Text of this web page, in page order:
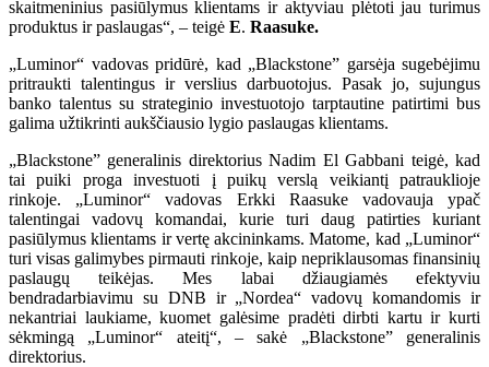
skaitmeninius pasiūlymus klientams ir aktyviau plėtoti jau turimus
produktus ir paslaugas“, – teigė E. Raasuke.
„Luminor“ vadovas pridūrė, kad „Blackstone” garsėja sugebėjimu
pritraukti talentingus ir verslius darbuotojus. Pasak jo, sujungus
banko talentus su strateginio investuotojo tarptautine patirtimi bus
galima užtikrinti aukščiausio lygio paslaugas klientams.
„Blackstone” generalinis direktorius Nadim El Gabbani teigė, kad
tai puiki proga investuoti į puikų verslą veikiantį patrauklioje
rinkoje. „Luminor“ vadovas Erkki Raasuke vadovauja ypač
talentingai vadovų komandai, kurie turi daug patirties kuriant
pasiūlymus klientams ir vertę akcininkams. Matome, kad „Luminor“
turi visas galimybes pirmauti rinkoje, kaip nepriklausomas finansinių
paslaugų teikėjas. Mes labai džiaugiamės efektyviu
bendradarbiavimu su DNB ir „Nordea“ vadovų komandomis ir
nekantriai laukiame, kuomet galėsime pradėti dirbti kartu ir kurti
sėkmingą „Luminor“ ateitį“, – sakė „Blackstone” generalinis
direktorius.